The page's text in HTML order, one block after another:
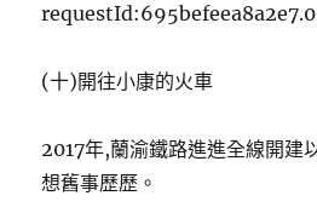
(十)開往小康的火車
2017年,蘭渝鐵路進進全線開建
想舊事歷歷。